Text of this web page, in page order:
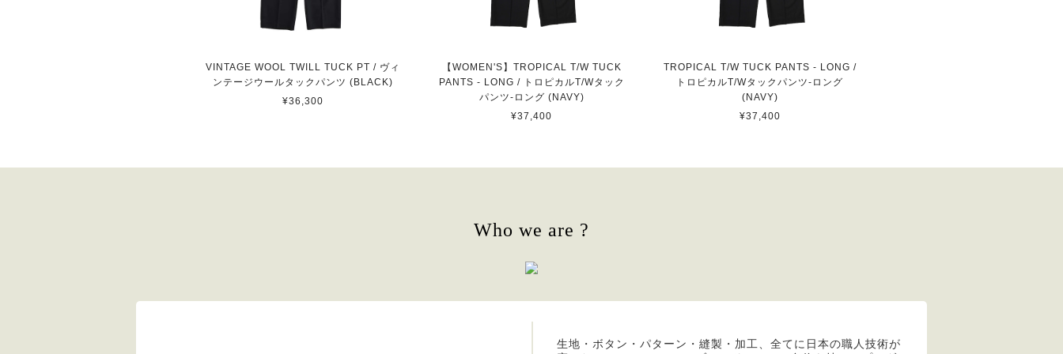
VINTAGE WOOL TWILL TUCK PT / ヴィ
ンテージウールタックパンツ (BLACK)
¥36,300
【WOMEN'S】TROPICAL T/W TUCK
PANTS - LONG / トロピカルT/Wタック
パンツ-ロング (NAVY)
¥37,400
TROPICAL T/W TUCK PANTS - LONG /
トロピカルT/Wタックパンツ-ロング
(NAVY)
¥37,400
Who we are ?
生地・ボタン・パターン・縫製・加工、全てに日本の職人技術が